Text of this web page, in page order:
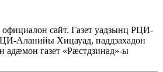
официалон сайт. Газет уадзынц РЦИ-
Аланийы Хицауад, паддзахадон
адæмон газет «Рæстдзинад»-ы